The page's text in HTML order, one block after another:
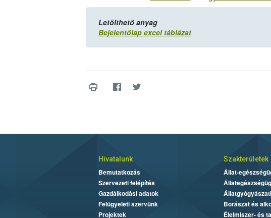
Letölthető anyag
Bejelentőlap excel táblázat
Hivatalunk
Bemutatkozás
Szervezeti felépítés
Gazdálkodási adatok
Felügyeleti szervünk
Projektek
Szakterületek
Állat-
Borászat és
Élelmiszer- és